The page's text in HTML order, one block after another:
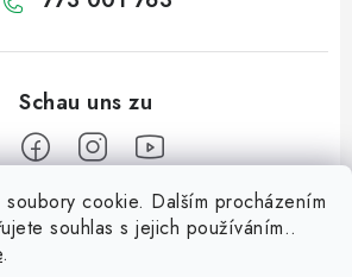
cookie. Dalším procházením
souhlas s jejich používáním..
.